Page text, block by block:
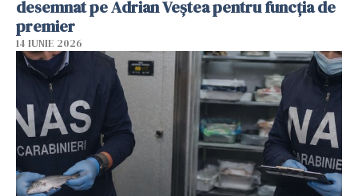
desemnat pe Adrian Veștea pentru funcția de
premier
14 IUNIE 2026